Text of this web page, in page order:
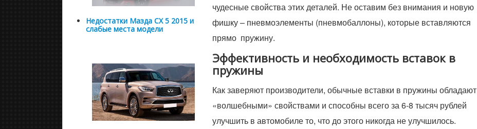
Недостатки Мазда СХ 5 2015 и
слабые места модели
чудесные свойства этих деталей. Не оставим без внимания и новую
фишку – пневмоэлементы (пневмобаллоны), которые вставляются
прямо пружину.
Эффективность и необходимость вставок в
пружины
Как заверяют производители, обычные вставки в пружины обладают
«волшебными» свойствами и способны всего за 6-8 тысяч рублей
улучшить в автомобиле то, что до этого никогда не улучшилось.